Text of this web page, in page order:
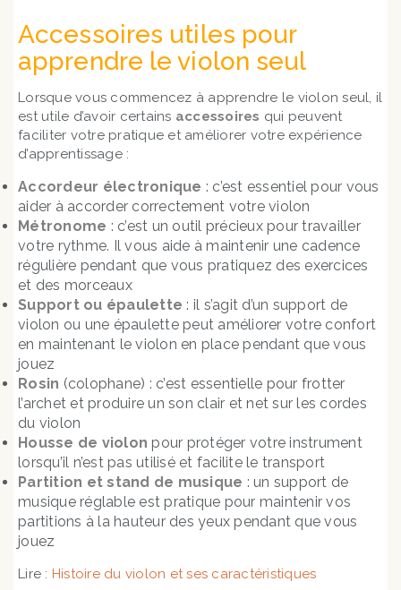
Accessoires utiles pour
apprendre le violon seul
Lorsque vous commencez à apprendre le violon seul, il
est utile d’avoir certains accessoires qui peuvent
faciliter votre pratique et améliorer votre expérience
d’apprentissage :
Accordeur électronique : c’est essentiel pour vous
aider à accorder correctement votre violon
Métronome : c’est un outil précieux pour travailler
votre rythme. Il vous aide à maintenir une cadence
régulière pendant que vous pratiquez des exercices
et des morceaux
Support ou épaulette : il s’agit d’un support de
violon ou une épaulette peut améliorer votre confort
en maintenant le violon en place pendant que vous
jouez
Rosin (colophane) : c’est essentielle pour frotter
l’archet et produire un son clair et net sur les cordes
du violon
Housse de violon pour protéger votre instrument
lorsqu’il n’est pas utilisé et facilite le transport
Partition et stand de musique : un support de
musique réglable est pratique pour maintenir vos
partitions à la hauteur des yeux pendant que vous
jouez
Lire : Histoire du violon et ses caractéristiques